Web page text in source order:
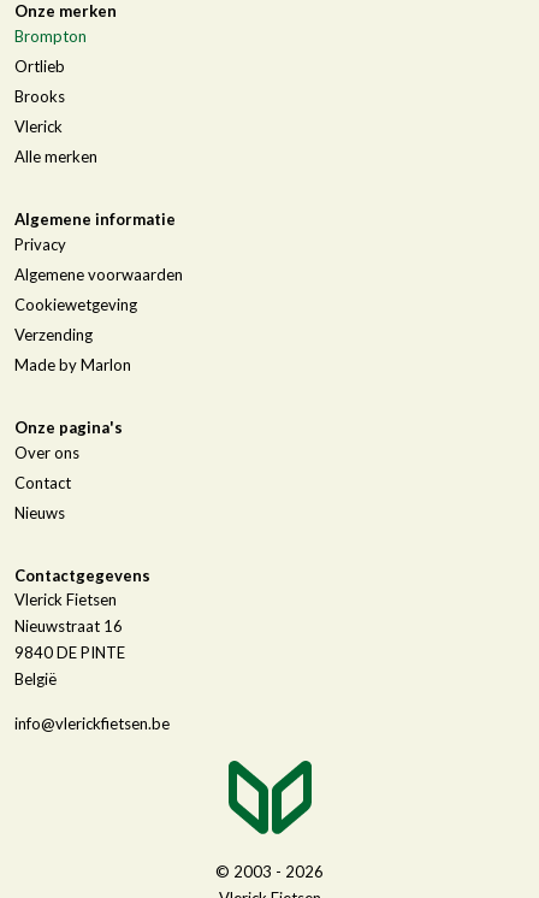
Onze merken
Brompton
Ortlieb
Brooks
Vlerick
Alle merken
Algemene informatie
Privacy
Algemene voorwaarden
Cookiewetgeving
Verzending
Made by Marlon
Onze pagina's
Over ons
Contact
Nieuws
Contactgegevens
Vlerick Fietsen
Nieuwstraat 16
9840DE PINTE
België
info@vlerickfietsen.be
© 2003 - 2026